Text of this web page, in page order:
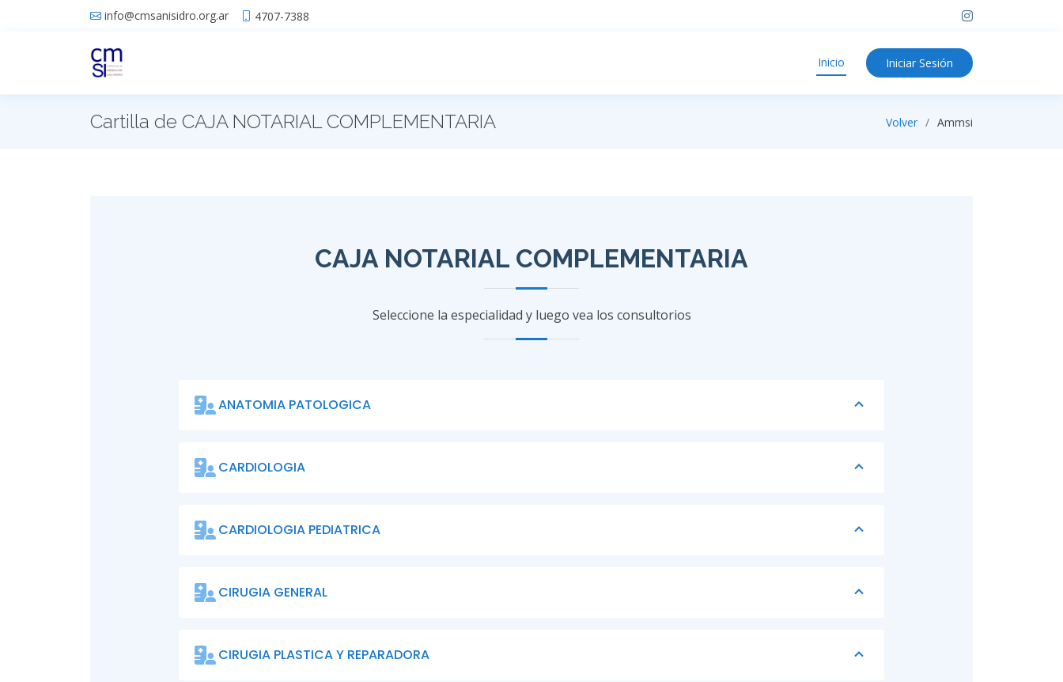
info@cmsanisidro.org.ar 4707-7388
Inicio Iniciar Sesión
Cartilla de CAJA NOTARIAL COMPLEMENTARIA Volver Ammsi
CAJA NOTARIAL COMPLEMENTARIA
Seleccione la especialidad y luego vea los consultorios
ANATOMIA PATOLOGICA
CARDIOLOGIA
CARDIOLOGIA PEDIATRICA
CIRUGIA GENERAL
CIRUGIA PLASTICA Y REPARADORA